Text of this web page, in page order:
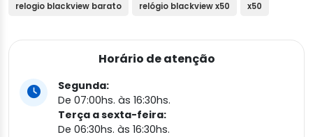
relogio blackview barato relógio blackview x50 x50
Horário de atenção
Segunda:
De 07:00hs. às 16:30hs.
Terça a sexta-feira:
De 06:30hs. às 16:30hs.